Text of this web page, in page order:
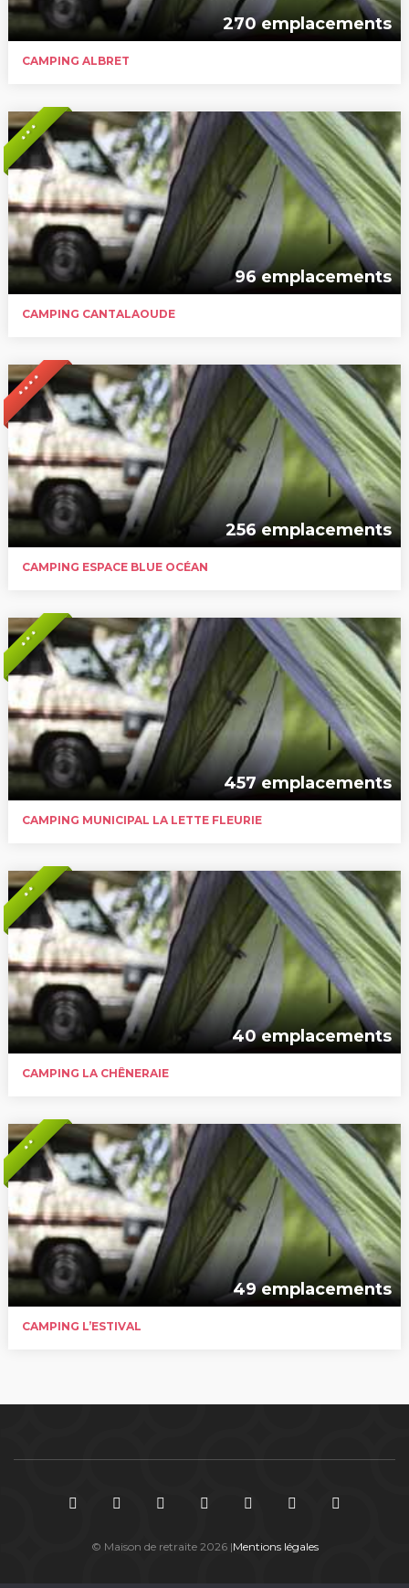
270 emplacements
CAMPING ALBRET
* * *
96 emplacements
CAMPING CANTALAOUDE
* * * *
256 emplacements
CAMPING ESPACE BLUE OCÉAN
* * *
457 emplacements
CAMPING MUNICIPAL LA LETTE FLEURIE
* *
40 emplacements
CAMPING LA CHÊNERAIE
* *
49 emplacements
CAMPING L’ESTIVAL
© Maison de retraite 2026 |Mentions légales